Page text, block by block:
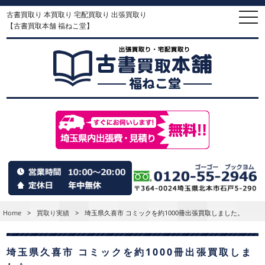
古書買取り 本買取り 宅配買取り 出張買取り
【古書買取本舗 福ねこ堂】
Home > 買取り実績 > 埼玉県久喜市 コミックを約1000冊出張買取しました。
埼玉県久喜市 コミックを約1000冊出張買取しま